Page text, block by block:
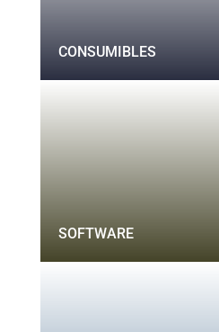
CONSUMIBLES
SOFTWARE